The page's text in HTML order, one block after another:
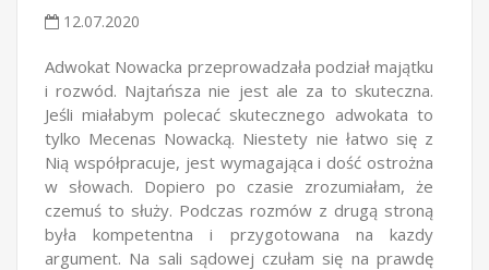
12.07.2020
Adwokat Nowacka przeprowadzała podział majątku
i rozwód. Najtańsza nie jest ale za to skuteczna.
Jeśli miałabym polecać skutecznego adwokata to
tylko Mecenas Nowacką. Niestety nie łatwo się z
Nią współpracuje, jest wymagająca i dość ostrożna
w słowach. Dopiero po czasie zrozumiałam, że
czemuś to służy. Podczas rozmów z drugą stroną
była kompetentna i przygotowana na kazdy
argument. Na sali sądowej czułam się na prawdę